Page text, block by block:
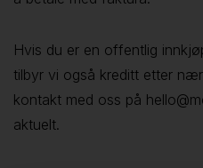
Hvis du er en offentlig
tilbyr vi også kreditt etter
kontakt med oss på
aktuelt.